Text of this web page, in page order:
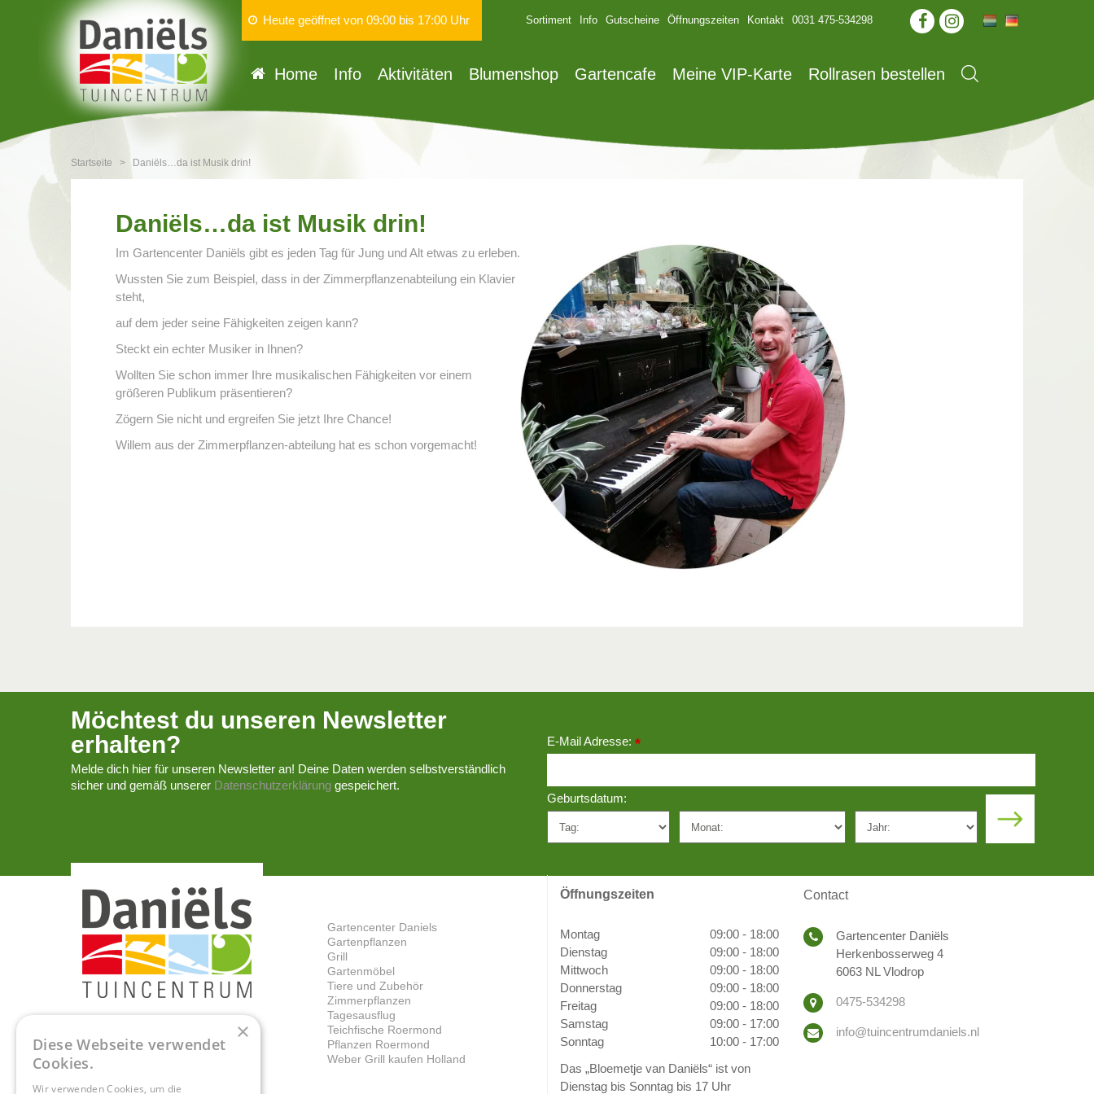
Startseite > Daniëls…da ist Musik drin!
Sortiment Info Gutscheine Öffnungszeiten Kontakt 0031 475-534298
Home Info Aktivitäten Blumenshop Gartencafe Meine VIP-Karte Rollrasen bestellen
Heute geöffnet von 09:00 bis 17:00 Uhr
Daniëls…da ist Musik drin!
Im Gartencenter Daniëls gibt es jeden Tag für Jung und Alt etwas zu erleben.
Wussten Sie zum Beispiel, dass in der Zimmerpflanzenabteilung ein Klavier
steht,
auf dem jeder seine Fähigkeiten zeigen kann?
Steckt ein echter Musiker in Ihnen?
Wollten Sie schon immer Ihre musikalischen Fähigkeiten vor einem
größeren Publikum präsentieren?
Zögern Sie nicht und ergreifen Sie jetzt Ihre Chance!
Willem aus der Zimmerpflanzen-abteilung hat es schon vorgemacht!
Möchtest du unseren Newsletter
erhalten?
Melde dich hier für unseren Newsletter an! Deine Daten werden selbstverständlich
sicher und gemäß unserer Datenschutzerklärung gespeichert.
E-Mail Adresse: *
Geburtsdatum:
Gartencenter Daniels
Gartenpflanzen
Grill
Gartenmöbel
Tiere und Zubehör
Zimmerpflanzen
Tagesausflug
Teichfische Roermond
Pflanzen Roermond
Weber Grill kaufen Holland
Öffnungszeiten
Montag
09:00 - 18:00
Dienstag
09:00 - 18:00
Mittwoch
09:00 - 18:00
Donnerstag
09:00 - 18:00
Freitag
09:00 - 18:00
Samstag
09:00 - 17:00
Sonntag
10:00 - 17:00
Das „Bloemetje van Daniëls“ ist von
Dienstag bis Sonntag bis 17 Uhr
Contact
Gartencenter Daniëls
Herkenbosserweg 4
6063 NL Vlodrop
0475-534298
info@tuincentrumdaniels.nl
×
Diese Webseite verwendet
Cookies.
Wir verwenden Cookies, um die